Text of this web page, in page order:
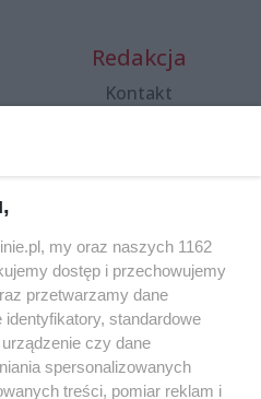
Redakcja
Kontakt
Specjalny koncert z okazji
20. urodzin portalu
wSzczecinie.pl
Regulamin konkursów
śniadaniówka "Hej
Szczecin! Jest piątek!"
my oraz naszych 1162
dostęp i przechowujemy
przetwarzamy dane
standardowe
czy dane
spersonalizowanych
treści, pomiar reklam i